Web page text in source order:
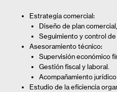
Estrategia comercial:
Diseño de plan
Seguimiento y control
Asesoramiento técnico:
Supervisión económico
Gestión fiscal y laboral.
Acompañamiento
Estudio de la eficiencia